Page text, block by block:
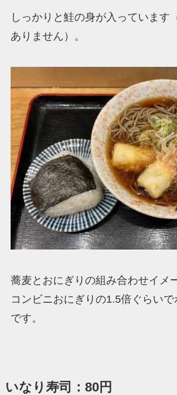
しっかりと鮭の身が入っています
ありません）。
蕎麦とおにぎりの組み合わせイメ
コンビニおにぎりの1.5倍ぐらい
です。
いなり寿司：80円